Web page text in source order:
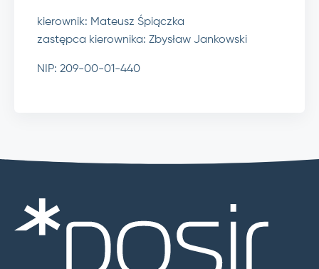
kierownik: Mateusz Śpiączka
zastępca kierownika: Zbysław Jankowski
NIP: 209-00-01-440